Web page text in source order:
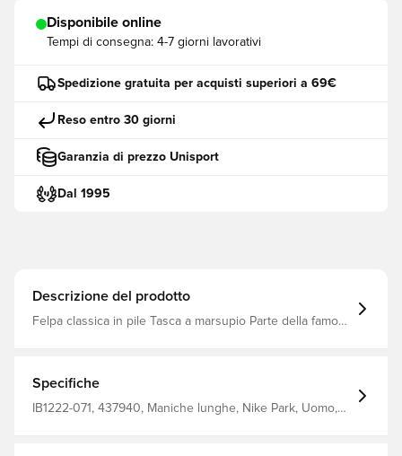
Disponibile online
Tempi di consegna: 4-7 giorni lavorativi
Spedizione gratuita per acquisti superiori a 69€
Reso entro 30 giorni
Garanzia di prezzo Unisport
Dal 1995
Descrizione del prodotto
Felpa classica in pile Tasca a marsupio Parte della famosa
Specifiche
IB1222-071, 437940, Maniche lunghe, Nike Park, Uomo,